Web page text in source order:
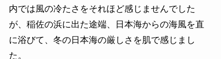
内では風の冷たさをそれほど感じませんでした
が、稲佐の浜に出た途端、日本海からの海風を直
に浴びて、冬の日本海の厳しさを肌で感じまし
た。